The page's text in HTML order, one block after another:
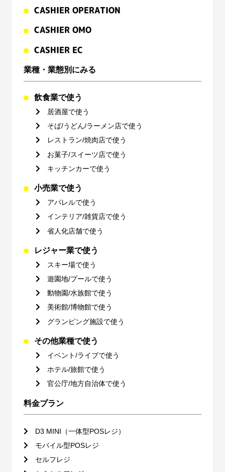
CASHIER OPERATION
CASHIER OMO
CASHIER EC
業種・業態別にみる
飲食業で使う
居酒屋で使う
そば/うどん/ラーメン店で使う
レストラン/焼肉店で使う
お菓子/スイーツ店で使う
キッチンカーで使う
小売業で使う
アパレルで使う
インテリア/雑貨店で使う
省人化店舗で使う
レジャー業で使う
スキー場で使う
遊園地/プールで使う
動物園/水族館で使う
美術館/博物館で使う
グランピング施設で使う
その他業種で使う
イベント/ライブで使う
ホテル/旅館で使う
官公庁/地方自治体で使う
料金プラン
D3 MINI（一体型POSレジ）
モバイル型POSレジ
セルフレジ